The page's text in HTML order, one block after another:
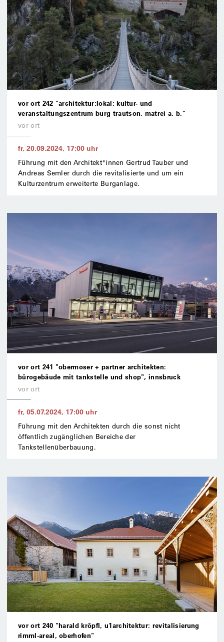
vor ort 242 "architektur:lokal: kultur- und
veranstaltungszentrum burg trautson, matrei a. b."
vor ort
fr, 20.09.2024, 17:00 uhr
Führung mit den Architekt*innen Gertrud Tauber und
Andreas Semler durch die revitalisierte und um ein
Kulturzentrum erweiterte Burganlage.
vor ort 241 "obermoser + partner architekten:
bürogebäude mit tankstelle und shop", innsbruck
vor ort
fr, 05.07.2024, 17:00 uhr
Führung mit den Architekten durch die sonst nicht
öffentlich zugänglichen Bereiche der
Tankstellenüberbauung.
vor ort 240 "harald kröpfl, u1architektur: revitalisierung
rimml-areal, oberhofen"